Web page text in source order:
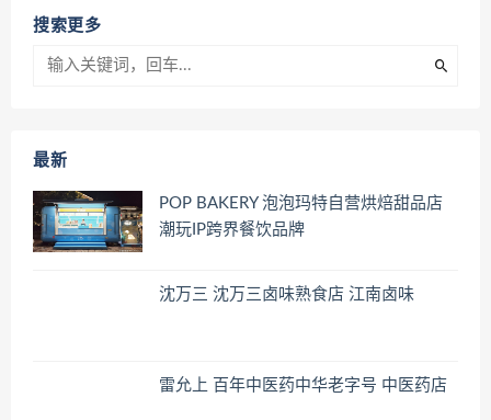
搜索更多
最新
POP BAKERY 泡泡玛特自营烘焙甜品店
潮玩IP跨界餐饮品牌
沈万三 沈万三卤味熟食店 江南卤味
雷允上 百年中医药中华老字号 中医药店